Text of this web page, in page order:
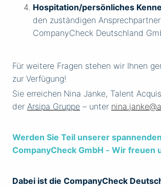
Hospitation/persönliches
den zuständigen
CompanyCheck Deutschland
Für weitere Fragen stehen wir Ihnen
zur Verfügung!
Sie erreichen Nina Janke, Talent
der Arsipa Gruppe – unter
Werden Sie Teil unserer
CompanyCheck GmbH - Wir freuen
Dabei ist die CompanyCheck